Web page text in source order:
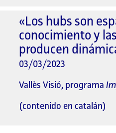
«Los hubs son
conocimiento y
producen
03/03/2023
Vallès Visió, programa
(contenido en catalán)